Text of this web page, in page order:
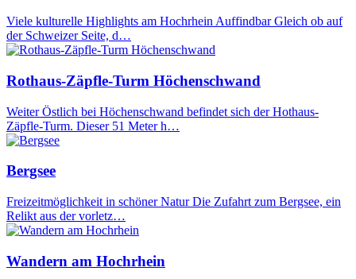
Viele kulturelle Highlights am Hochrhein Auffindbar Gleich ob auf
der Schweizer Seite, d…
Rothaus-Zäpfle-Turm Höchenschwand
Weiter Östlich bei Höchenschwand befindet sich der Hothaus-
Zäpfle-Turm. Dieser 51 Meter h…
Bergsee
Freizeitmöglichkeit in schöner Natur Die Zufahrt zum Bergsee, ein
Relikt aus der vorletz…
Wandern am Hochrhein